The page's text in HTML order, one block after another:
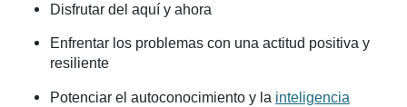
Disfrutar del aquí y ahora
Enfrentar los problemas con una actitud positiva y
resiliente
Potenciar el autoconocimiento y la inteligencia